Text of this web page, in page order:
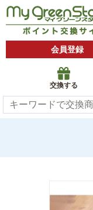
会員登録
交換する